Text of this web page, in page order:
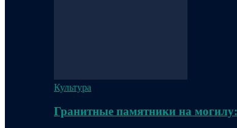
Культура
Гранитные памятники на